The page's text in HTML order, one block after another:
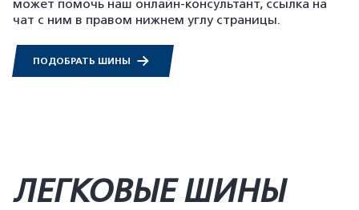
может помочь наш онлайн-консультант, ссылка на
чат с ним в правом нижнем углу страницы.
ПОДОБРАТЬ ШИНЫ
ЛЕГКОВЫЕ ШИНЫ